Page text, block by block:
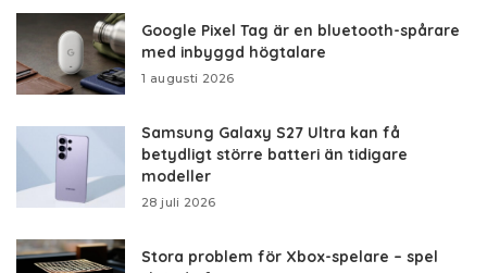
Google Pixel Tag är en bluetooth-spårare
med inbyggd högtalare
1 augusti 2026
Samsung Galaxy S27 Ultra kan få
betydligt större batteri än tidigare
modeller
28 juli 2026
Stora problem för Xbox-spelare – spel